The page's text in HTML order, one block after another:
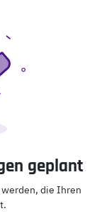
geplant
die Ihren